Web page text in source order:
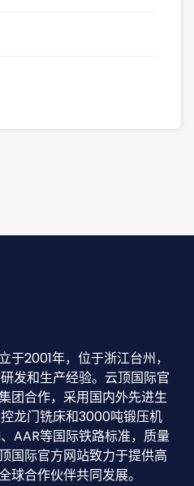
2001年，位于浙江台州，
发和生产经验。云顶国际官
团合作，采用国内外先进生
龙门铣床和3000吨锻压机
AAR等国际铁路标准，质量
国际官方网站致力于提供高
球合作伙伴共同发展。